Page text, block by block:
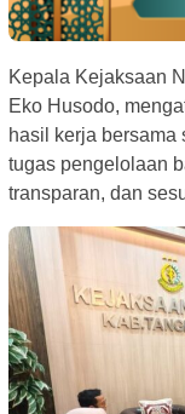
Kepala Kejaksaan
Eko Husodo,
hasil kerja
tugas pengelolaan
transparan, dan